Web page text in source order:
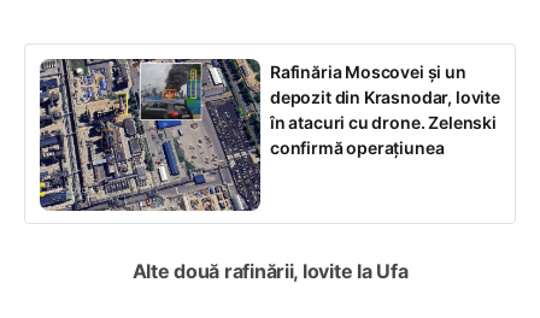
Rafinăria Moscovei și un
depozit din Krasnodar, lovite
în atacuri cu drone. Zelenski
confirmă operațiunea
Alte două rafinării, lovite la Ufa